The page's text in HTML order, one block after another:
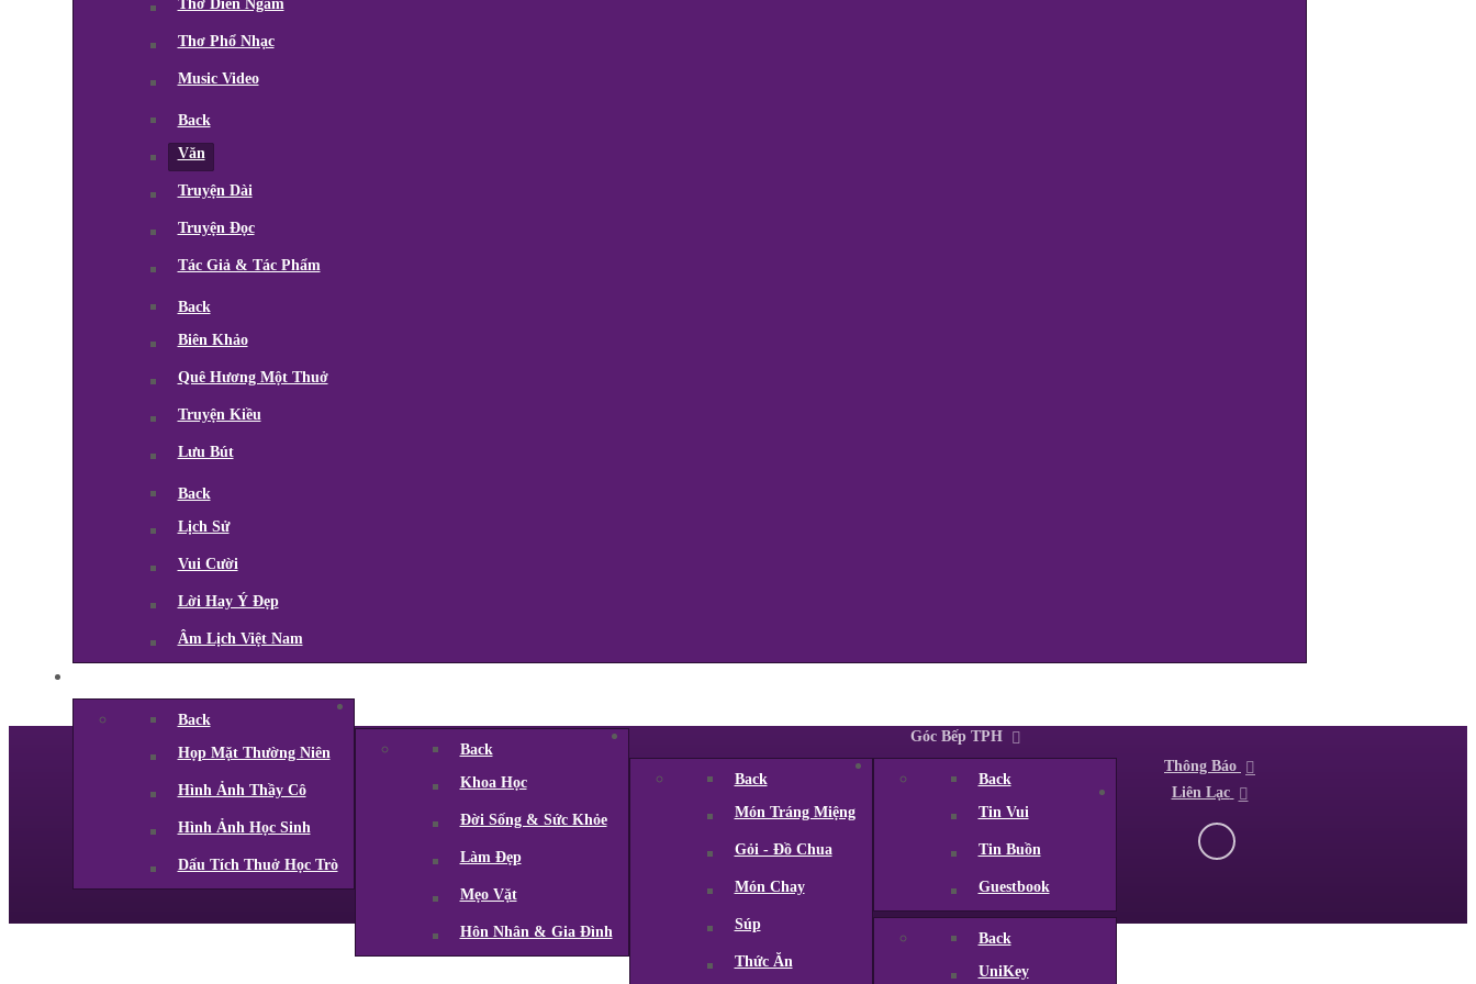
Thơ Phổ Nhạc
Music Video
Back
Văn
Truyện Dài
Truyện Đọc
Tác Giả & Tác Phẩm
Back
Biên Khảo
Quê Hương Một Thuở
Truyện Kiều
Lưu Bút
Back
Lịch Sử
Vui Cười
Lời Hay Ý Đẹp
Âm Lịch Việt Nam
Back
Họp Mặt Thường Niên
Hình Ảnh Thầy Cô
Hình Ảnh Học Sinh
Dấu Tích Thuở Học Trò
Back
Khoa Học
Đời Sống & Sức Khỏe
Làm Đẹp
Mẹo Vặt
Hôn Nhân & Gia Đình
Góc Bếp TPH
Back
Món Tráng Miệng
Gỏi - Đồ Chua
Món Chay
Súp
Thức Ăn
Thông Báo
Back
Tin Vui
Tin Buồn
Guestbook
Liên Lạc
Back
UniKey